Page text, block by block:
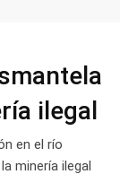
ilegal
en el río
minería ilegal